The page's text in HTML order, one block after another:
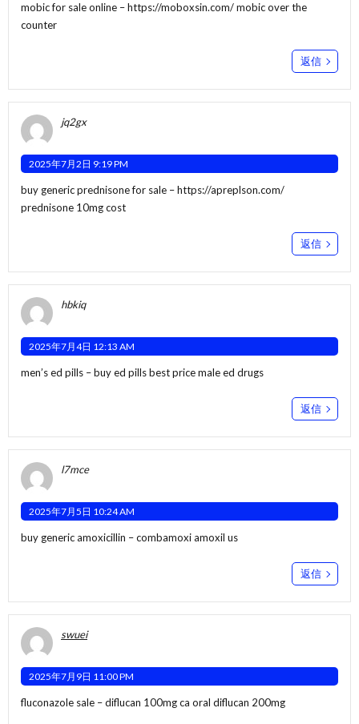
mobic for sale online –https://moboxsin.com/mobic over the
counter
返信
jq2gx
2025年7月2日 9:19 PM
buy generic prednisone for sale –https://apreplson.com/
prednisone 10mg cost
返信
hbkiq
2025年7月4日 12:13 AM
men’s ed pills –buy ed pills best pricemale ed drugs
返信
l7mce
2025年7月5日 10:24 AM
buy generic amoxicillin –combamoxiamoxil us
返信
swuei
2025年7月9日 11:00 PM
fluconazole sale –diflucan 100mg ca oral diflucan 200mg